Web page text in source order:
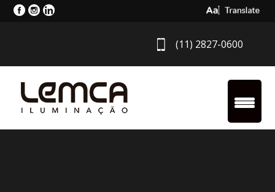
Select
(11) 2827-0600